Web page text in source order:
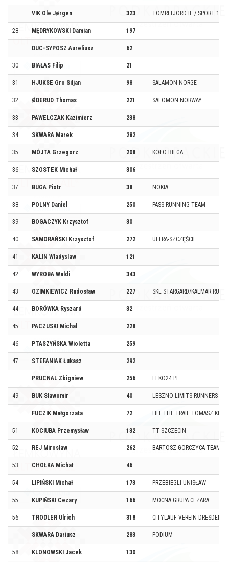
VIK Ole Jørgen 323 TOMREFJORD IL / SPORT 1
28 MĘDRYKOWSKI Damian 197
DUC-SYPOSZ Aureliusz 62
30 BIAŁAS Filip 21
31 HJUKSE Gro Siljan 98 SALAMON NORGE
32 ØDERUD Thomas 221 SALOMON NORWAY
33 PAWELCZAK Kazimierz 238
34 SKWARA Marek 282
35 MÓJTA Grzegorz 208 KOŁO BIEGA
36 SZOSTEK Michał 306
37 BUGA Piotr 38 NOKIA
38 POLNY Daniel 250 PASS RUNNING TEAM
39 BOGACZYK Krzysztof 30
40 SAMORAŃSKI Krzysztof 272 ULTRA-SZCZĘŚCIE
41 KALIN Wladyslaw 121
42 WYROBA Waldi 343
43 OZIMKIEWICZ Radosław 227 SKL STARGARD/KALMAR
44 BORÓWKA Ryszard 32
45 PACZUSKI Michal 228
46 PTASZYŃSKA Wioletta 259
47 STEFANIAK Łukasz 292
PRUCNAL Zbigniew 256 ELKO24.PL
49 BUK Sławomir 40 LESZNO LIMITS RUNNERS
FUCZIK Małgorzata 72 HIT THE TRAIL TOMASZ
51 KOCIUBA Przemysław 132 TT SZCZECIN
52 REJ Mirosław 262 BARTOSZ GORCZYCA TEAM
53 CHOŁKA Michał 46
54 LIPIŃSKI Michał 173 PRZEBIEGLI UNISŁAW
55 KUPIŃSKI Cezary 166 MOCNA GRUPA CEZARA
56 TRODLER Ulrich 318 CITYLAUF-VEREIN DRESDEN
SKWARA Dariusz 283 PODIUM
58 KLONOWSKI Jacek 130